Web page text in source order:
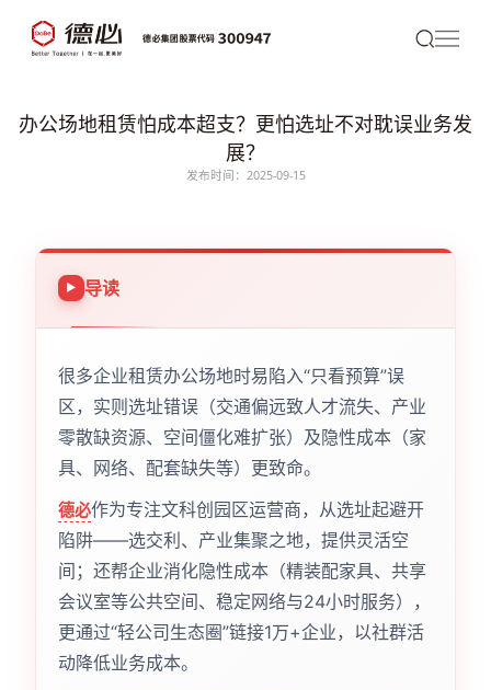
办公场地租赁怕成本超支？更怕选址不对耽误业务发
展？
发布时间：2025-09-15
导读
很多企业租赁办公场地时易陷入“只看预算”误
区，实则选址错误（交通偏远致人才流失、产业
零散缺资源、空间僵化难扩张）及隐性成本（家
具、网络、配套缺失等）更致命。
德必作为专注文科创园区运营商，从选址起避开
陷阱——选交利、产业集聚之地，提供灵活空
间；还帮企业消化隐性成本（精装配家具、共享
会议室等公共空间、稳定网络与24小时服务），
更通过“轻公司生态圈”链接1万+企业，以社群活
动降低业务成本。